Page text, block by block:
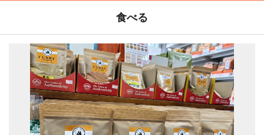
食べる